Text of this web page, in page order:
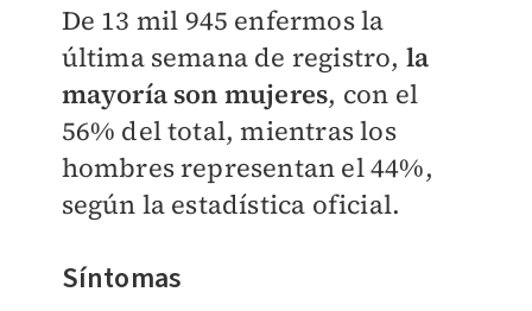
De 13 mil 945 enfermos la
última semana de registro, la
mayoría son mujeres, con el
56% del total, mientras los
hombres representan el 44%,
según la estadística oficial.
Síntomas